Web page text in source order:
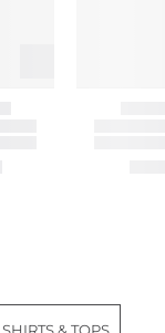
SHIRTS & TOPS